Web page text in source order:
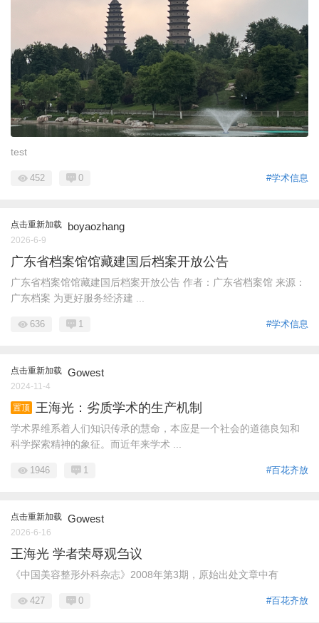
test
#学术信息
452 0
点击重新加载 boyaozhang
2026-6-9
广东省档案馆馆藏建国后档案开放公告
广东省档案馆馆藏建国后档案开放公告 作者：广东省档案馆 来源：
广东档案 为更好服务经济建 ...
#学术信息
636 1
点击重新加载 Gowest
2024-11-4
置顶 王海光：劣质学术的生产机制
学术界维系着人们知识传承的慧命，本应是一个社会的道德良知和
科学探索精神的象征。而近年来学术 ...
#百花齐放
1946 1
点击重新加载 Gowest
2026-6-16
王海光 学者荣辱观刍议
《中国美容整形外科杂志》2008年第3期，原始出处文章中有
#百花齐放
427 0